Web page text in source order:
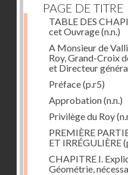
PAGE DE TITRE
TABLE DES
cet Ouvrage(n.n.)
A Monsieur de
Roy, Grand-Croix
et Directeur
Préface(p.r5)
Approbation(n.n.)
Privilège du Roy
PREMIÈRE
ET IRRÉGULIÈRE
CHAPITRE I.
Géométrie,